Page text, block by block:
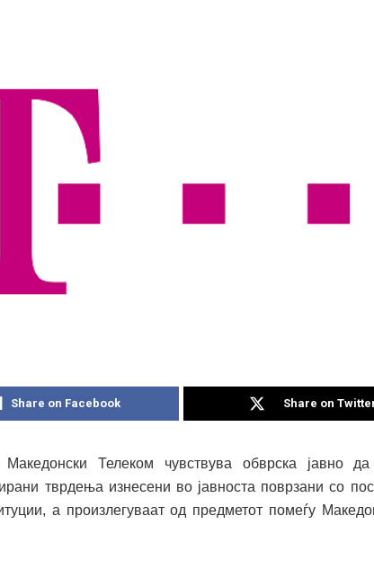
Share on Facebook Share on
Македонски Телеком чувствува обврска јавно
тврдења изнесени во јавноста поврзани со
а произлегуваат од предметот помеѓу